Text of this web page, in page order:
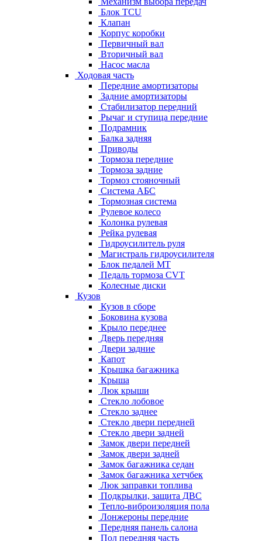
Блок TCU
Клапан
Корпус коробки
Первичный вал
Вторичный вал
Насос масла
Ходовая часть
Передние амортизаторы
Задние амортизаторы
Стабилизатор передний
Рычаг и ступица передние
Подрамник
Балка задняя
Приводы
Тормоза передние
Тормоза задние
Тормоз стояночный
Система АБС
Тормозная система
Рулевое колесо
Колонка рулевая
Рейка рулевая
Гидроусилитель руля
Магистраль гидроусилителя
Блок педалей МТ
Педаль тормоза CVT
Колесные диски
Кузов
Кузов в сборе
Боковина кузова
Крыло переднее
Дверь передняя
Двери задние
Капот
Крышка багажника
Крыша
Люк крыши
Стекло лобовое
Стекло заднее
Стекло двери передней
Стекло двери задней
Замок двери передней
Замок двери задней
Замок багажника седан
Замок багажника хетчбек
Люк заправки топлива
Подкрылки, защита ДВС
Тепло-виброизоляция пола
Лонжероны передние
Передняя панель салона
Пол передняя часть